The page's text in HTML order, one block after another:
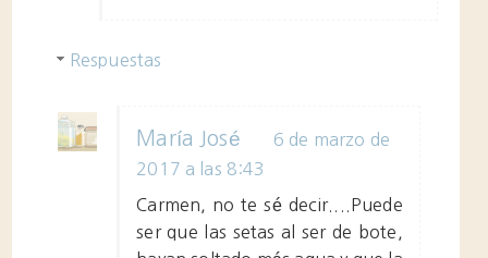
Respuestas
María José
6 de marzo de
2017 a las 8:43
Carmen, no te sé decir....Puede
ser que las setas al ser de bote,